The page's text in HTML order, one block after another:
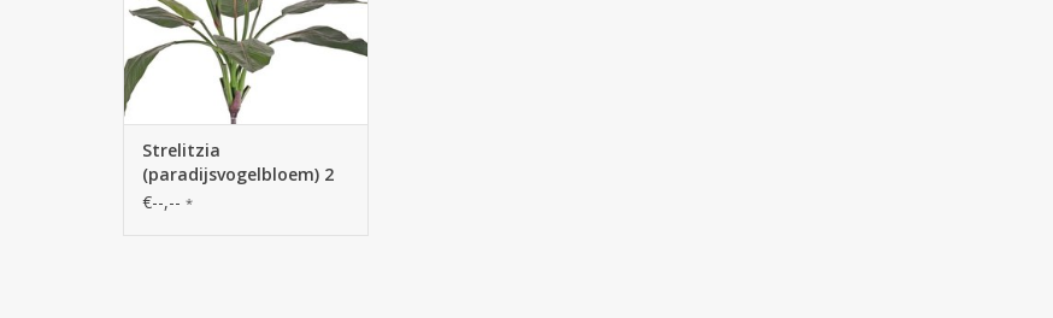
Strelitzia
(paradijsvogelbloem) 2
bloemen, 1 knop & 8
€--,-- *